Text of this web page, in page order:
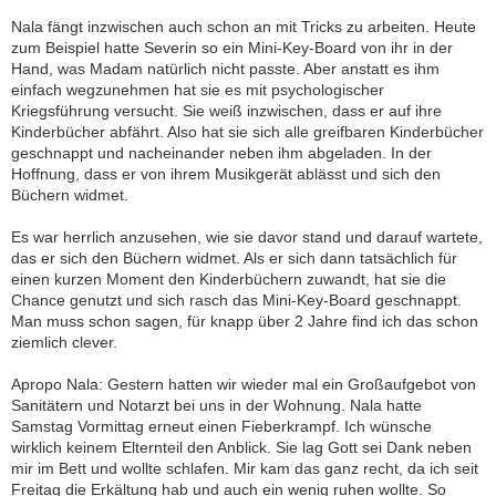
Nala fängt inzwischen auch schon an mit Tricks zu arbeiten. Heute
zum Beispiel hatte Severin so ein Mini-Key-Board von ihr in der
Hand, was Madam natürlich nicht passte. Aber anstatt es ihm
einfach wegzunehmen hat sie es mit psychologischer
Kriegsführung versucht. Sie weiß inzwischen, dass er auf ihre
Kinderbücher abfährt. Also hat sie sich alle greifbaren Kinderbücher
geschnappt und nacheinander neben ihm abgeladen. In der
Hoffnung, dass er von ihrem Musikgerät ablässt und sich den
Büchern widmet.
Es war herrlich anzusehen, wie sie davor stand und darauf wartete,
das er sich den Büchern widmet. Als er sich dann tatsächlich für
einen kurzen Moment den Kinderbüchern zuwandt, hat sie die
Chance genutzt und sich rasch das Mini-Key-Board geschnappt.
Man muss schon sagen, für knapp über 2 Jahre find ich das schon
ziemlich clever.
Apropo Nala: Gestern hatten wir wieder mal ein Großaufgebot von
Sanitätern und Notarzt bei uns in der Wohnung. Nala hatte
Samstag Vormittag erneut einen Fieberkrampf. Ich wünsche
wirklich keinem Elternteil den Anblick. Sie lag Gott sei Dank neben
mir im Bett und wollte schlafen. Mir kam das ganz recht, da ich seit
Freitag die Erkältung hab und auch ein wenig ruhen wollte. So